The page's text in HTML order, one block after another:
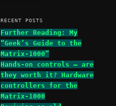
RECENT POSTS
Further Reading: My
“Geek’s Guide to the
Matrix-1000”
Hands-on controls – are
they worth it? Hardware
controllers for the
Matrix-1000